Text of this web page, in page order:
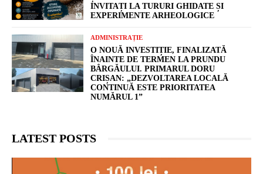
INVITAȚI LA TURURI GHIDATE ȘI
EXPERIMENTE ARHEOLOGICE
ADMINISTRAȚIE
O NOUĂ INVESTIȚIE, FINALIZATĂ
ÎNAINTE DE TERMEN LA PRUNDU
BÂRGĂULUI. PRIMARUL DORU
CRIȘAN: „DEZVOLTAREA LOCALĂ
CONTINUĂ ESTE PRIORITATEA
NUMĂRUL 1”
LATEST POSTS